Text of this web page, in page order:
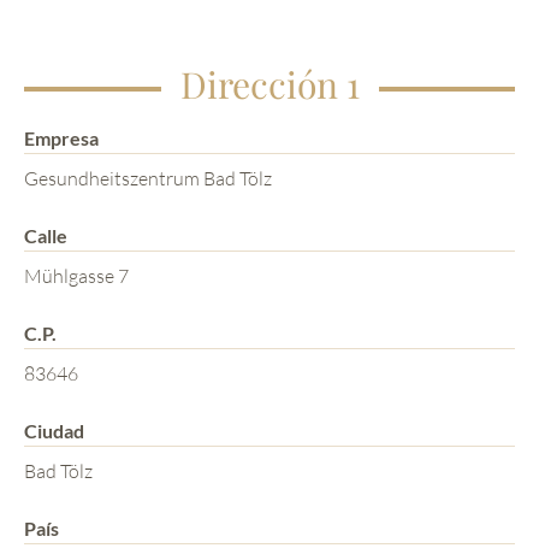
Dirección 1
Empresa
Gesundheitszentrum Bad Tölz
Calle
Mühlgasse 7
C.P.
83646
Ciudad
Bad Tölz
País